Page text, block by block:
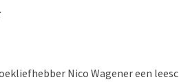
Nico Wagener een